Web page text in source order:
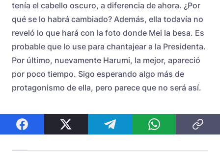
tenía el cabello oscuro, a diferencia de ahora. ¿Por
qué se lo habrá cambiado? Además, ella todavía no
reveló lo que hará con la foto donde Mei la besa. Es
probable que lo use para chantajear a la Presidenta.
Por último, nuevamente Harumi, la mejor, apareció
por poco tiempo. Sigo esperando algo más de
protagonismo de ella, pero parece que no será así.